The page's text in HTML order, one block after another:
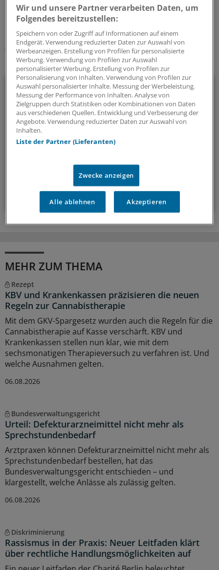
Schlagworte:
Recht Praxisführung Vertragsarztrecht
Ihr Newsletter zum Thema
Beruf & Alltag
Die Sonntagslektüre: Lesen Sie Wissenswertes und
Nützliches für Ihre tägliche Arbeit, lassen Sie sich von
Kolleginnen und Kollegen inspirieren - und seien Sie immer
einen Schritt voraus.
wöchentlich (Sonntag)
Zum Abonnieren bitte anmelden
MEHR ZUM THEMA
Rezept
KBV und Krankenkassen präzisieren die neuen
Regeln zur Cannabistherapie
Mit dem GKV-Spargesetz wurden auch die Regeln für die
Cannabistherapie auf Kasse verschärft. KBV und
Krankenkassen stellen nun klar, wie mit dem
sechsmonatigen Therapieversuch zu verfahren ist. Und
welche Ausnahmen gelten.
06.08.2026
Bundesverwaltungsgericht
Urteil: Defekturarzneimittel nicht mehr als
Sprechstundenbedarf
Arztpraxen können Defekturarzneimittel nicht mehr als
Sprechstundenbedarf bestellen, hat das
Bundesverwaltungsgericht entschieden – und
klargestellt, welche Anlässe als zulässig gelten.
06.08.2026
Diskriminierung
Rassismus in der Praxis: Neuer Leitfaden klärt
über rechtliche Handlungsmöglichkeiten auf
Wir und unsere Partner verarbeiten Daten, um
Folgendes bereitzustellen:
Speichern von oder Zugriff auf Informationen auf einem
Endgerät. Verwendung reduzierter Daten zur Auswahl von
Werbeanzeigen. Erstellung von Profilen für personalisierte
Werbung. Verwendung von Profilen zur Auswahl
personalisierter Werbung. Erstellung von Profilen zur
Personalisierung von Inhalten. Verwendung von Profilen zur
Auswahl personalisierter Inhalte. Messung der Werbeleistung.
Messung der Performance von Inhalten. Analyse von
Zielgruppen durch Statistiken oder Kombinationen von Daten
aus verschiedenen Quellen. Entwicklung und Verbesserung der
Angebote. Verwendung reduzierter Daten zur Auswahl von
Inhalten.
Liste der Partner (Lieferanten)
Zwecke anzeigen
Alle ablehnen Akzeptieren